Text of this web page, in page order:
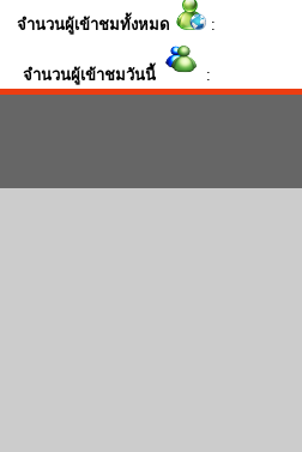
จำนวนผู้เข้าชมทั้งหมด :
จำนวนผู้เข้าชมวันนี้ :